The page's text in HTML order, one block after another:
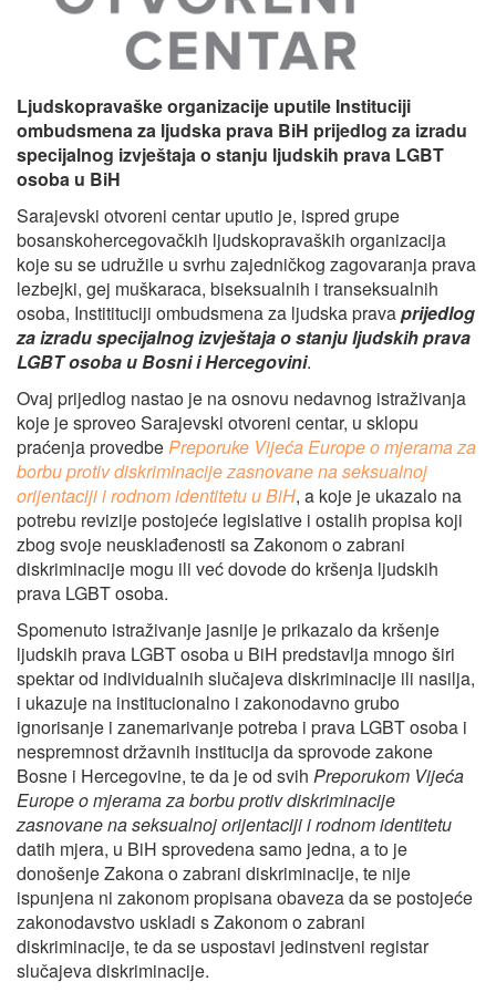
Ljudskopravaške organizacije uputile Instituciji
ombudsmena za ljudska prava BiH prijedlog za izradu
specijalnog izvještaja o stanju ljudskih prava LGBT
osoba u BiH
Sarajevski otvoreni centar uputio je, ispred grupe
bosanskohercegovačkih ljudskopravaških organizacija
koje su se udružile u svrhu zajedničkog zagovaranja prava
lezbejki, gej muškaraca, biseksualnih i transeksualnih
osoba, Institituciji ombudsmena za ljudska pravaprijedlog
za izradu specijalnog izvještaja o stanju ljudskih prava
LGBT osoba u Bosni i Hercegovini.
Ovaj prijedlog nastao je na osnovu nedavnog istraživanja
koje je sproveo Sarajevski otvoreni centar, u sklopu
praćenja provedbePreporuke Vijeća Europe o mjerama za
borbu protiv diskriminacije zasnovane na seksualnoj
orijentaciji i rodnom identitetu u BiH, a koje je ukazalo na
potrebu revizije postojeće legislative i ostalih propisa koji
zbog svoje neusklađenosti sa Zakonom o zabrani
diskriminacije mogu ili već dovode do kršenja ljudskih
prava LGBT osoba.
Spomenuto istraživanje jasnije je prikazalo da kršenje
ljudskih prava LGBT osoba u BiH predstavlja mnogo širi
spektar od individualnih slučajeva diskriminacije ili nasilja,
i ukazuje na institucionalno i zakonodavno grubo
ignorisanje i zanemarivanje potreba i prava LGBT osoba i
nespremnost državnih institucija da sprovode zakone
Bosne i Hercegovine, te da je od svih Preporukom Vijeća
Europe o mjerama za borbu protiv diskriminacije
zasnovane na seksualnoj orijentaciji i rodnom identitetu
datih mjera, u BiH sprovedena samo jedna, a to je
donošenje Zakona o zabrani diskriminacije, te nije
ispunjena ni zakonom propisana obaveza da se postojeće
zakonodavstvo uskladi s Zakonom o zabrani
diskriminacije, te da se uspostavi jedinstveni registar
slučajeva diskriminacije.